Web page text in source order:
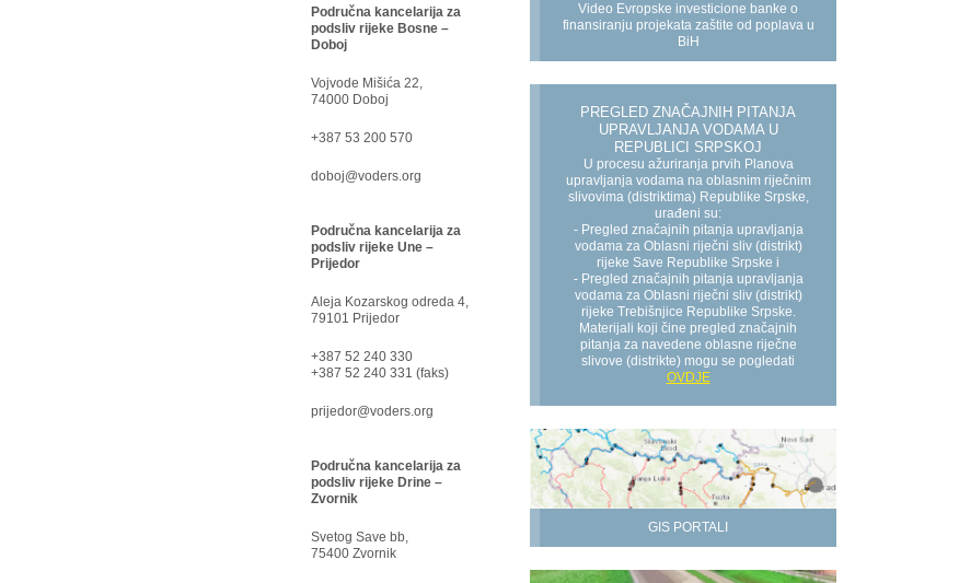
Video Evropske investicione banke o
finansiranju projekata zaštite od poplava u
BiH
PREGLED ZNAČAJNIH PITANJA
UPRAVLJANJA VODAMA U
REPUBLICI SRPSKOJ
U procesu ažuriranja prvih Planova
upravljanja vodama na oblasnim riječnim
slivovima (distriktima) Republike Srpske,
urađeni su:
- Pregled značajnih pitanja upravljanja
vodama za Oblasni riječni sliv (distrikt)
rijeke Save Republike Srpske i
- Pregled značajnih pitanja upravljanja
vodama za Oblasni riječni sliv (distrikt)
rijeke Trebišnjice Republike Srpske.
Materijali koji čine pregled značajnih
pitanja za navedene oblasne riječne
slivove (distrikte) mogu se pogledati
OVDJE
GIS PORTALI
Područna kancelarija za
podsliv rijeke Bosne –
Doboj
Vojvode Mišića 22,
74000 Doboj
+387 53 200 570
doboj@voders.org
Područna kancelarija za
podsliv rijeke Une –
Prijedor
Aleja Kozarskog odreda 4,
79101 Prijedor
+387 52 240 330
+387 52 240 331 (faks)
prijedor@voders.org
Područna kancelarija za
podsliv rijeke Drine –
Zvornik
Svetog Save bb,
75400 Zvornik